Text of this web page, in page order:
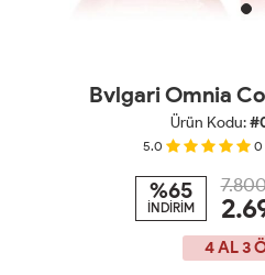
Bvlgari Omnia
Ürün Kodu:
5.0 0
%65
İNDİRİM
4 AL 3